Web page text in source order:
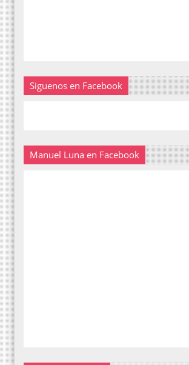
Siguenos en Facebook
Manuel Luna en Facebook